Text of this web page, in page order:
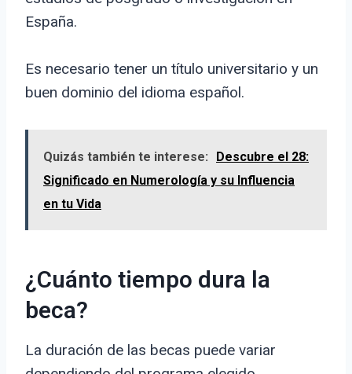
España.
Es necesario tener un título universitario y un
buen dominio del idioma español.
Quizás también te interese:
Descubre el 28:
Significado en Numerología y su Influencia
en tu Vida
¿Cuánto tiempo dura la
beca?
La duración de las becas puede variar